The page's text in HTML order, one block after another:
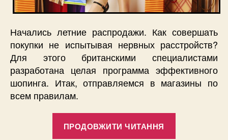
Начались летние распродажи. Как совершать
покупки не испытывая нервных расстройств?
Для этого британскими специалистами
разработана целая программа эффективного
шопинга. Итак, отправляемся в магазины по
всем правилам.
ПРОДОВЖИТИ ЧИТАННЯ